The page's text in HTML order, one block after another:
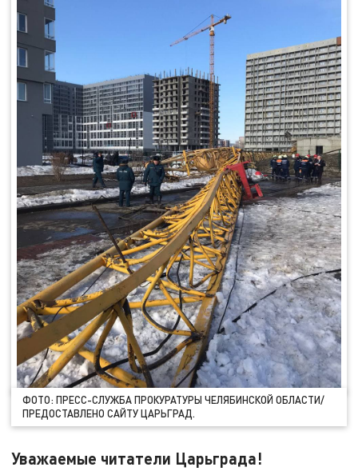
ФОТО: ПРЕСС-СЛУЖБА ПРОКУРАТУРЫ ЧЕЛЯБИНСКОЙ ОБЛАСТИ/
ПРЕДОСТАВЛЕНО САЙТУ ЦАРЬГРАД.
Уважаемые читатели Царьграда!